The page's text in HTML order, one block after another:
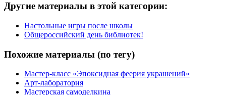
Другие материалы в этой категории:
Настольные игры после школы
Общероссийский день библиотек!
Похожие материалы (по тегу)
Мастер-класс «Эпоксидная феерия украшений»
Арт-лаборатория
Мастерская самоделкина